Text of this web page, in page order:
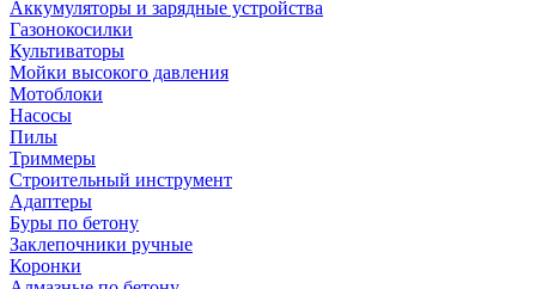
Аккумуляторы и зарядные устройства
Газонокосилки
Культиваторы
Мойки высокого давления
Мотоблоки
Насосы
Пилы
Триммеры
Строительный инструмент
Адаптеры
Буры по бетону
Заклепочники ручные
Коронки